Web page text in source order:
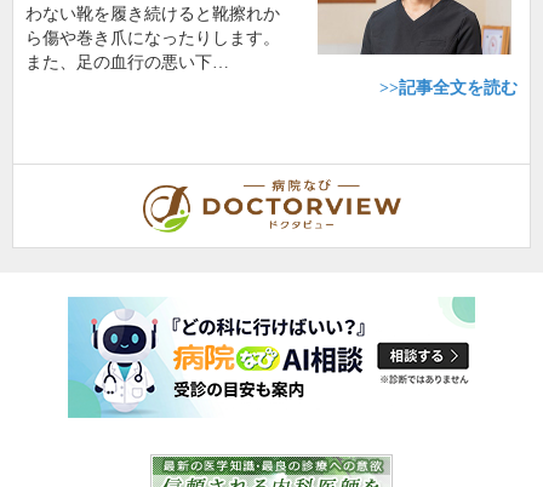
わない靴を履き続けると靴擦れか
ら傷や巻き爪になったりします。
また、足の血行の悪い下…
>>記事全文を読む